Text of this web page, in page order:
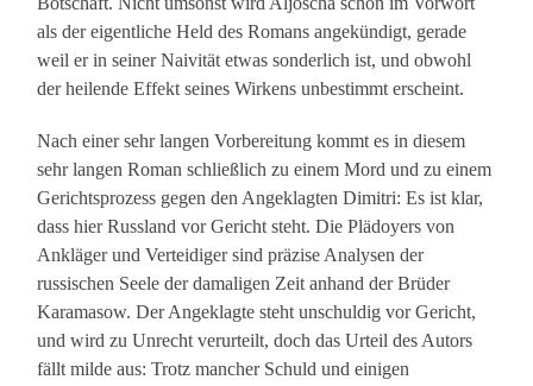
als der eigentliche Held des Romans angekündigt, gerade
weil er in seiner Naivität etwas sonderlich ist, und obwohl
der heilende Effekt seines Wirkens unbestimmt erscheint.
Nach einer sehr langen Vorbereitung kommt es in diesem
sehr langen Roman schließlich zu einem Mord und zu einem
Gerichtsprozess gegen den Angeklagten Dimitri: Es ist klar,
dass hier Russland vor Gericht steht. Die Plädoyers von
Ankläger und Verteidiger sind präzise Analysen der
russischen Seele der damaligen Zeit anhand der Brüder
Karamasow. Der Angeklagte steht unschuldig vor Gericht,
und wird zu Unrecht verurteilt, doch das Urteil des Autors
fällt milde aus: Trotz mancher Schuld und einigen